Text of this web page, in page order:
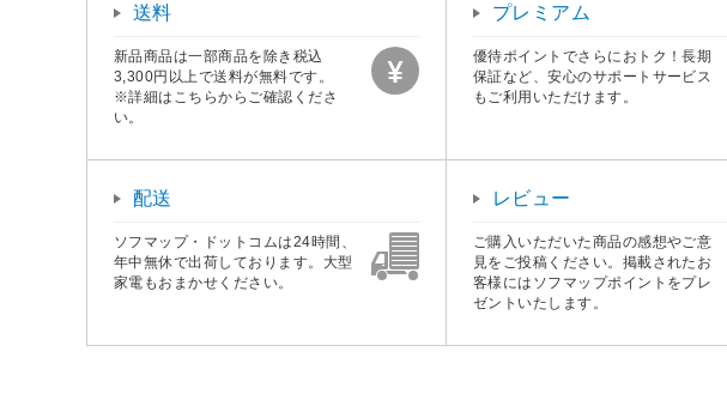
送料
新品商品は一部商品を除き税込
3,300円以上で送料が無料です。
※詳細はこちらからご確認くださ
い。
プレミアム
優待ポイントでさらにおトク！長期
保証など、安心のサポートサービス
もご利用いただけます。
配送
ソフマップ・ドットコムは24時間、
年中無休で出荷しております。大型
家電もおまかせください。
レビュー
ご購入いただいた商品の感想やご意
見をご投稿ください。掲載されたお
客様にはソフマップポイントをプレ
ゼントいたします。